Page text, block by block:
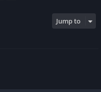
Jump to